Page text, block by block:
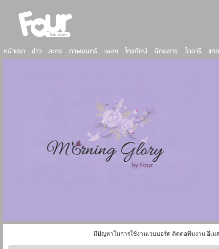
มีปัญหาในการใช้งานเวบบอร์ด ติดต่อทีมงาน อีเม